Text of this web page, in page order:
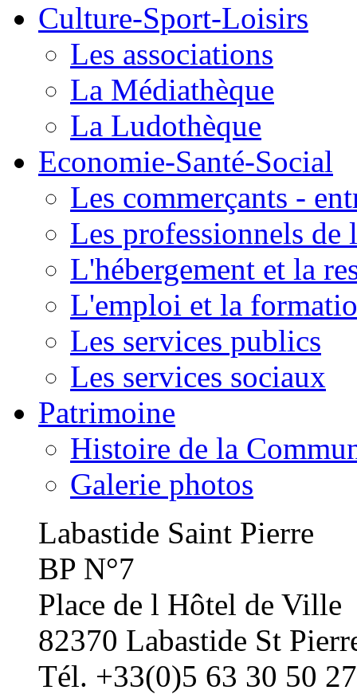
Culture-Sport-Loisirs
Les associations
La Médiathèque
La Ludothèque
Economie-Santé-Social
Les commerçants -
Les professionnels de
L'hébergement et la
L'emploi et la
Les services publics
Les services sociaux
Patrimoine
Histoire de la
Galerie photos
Labastide Saint Pierre
BP N°7
Place de l Hôtel de Ville
82370 Labastide St
Tél. +33(0)5 63 30 50 27